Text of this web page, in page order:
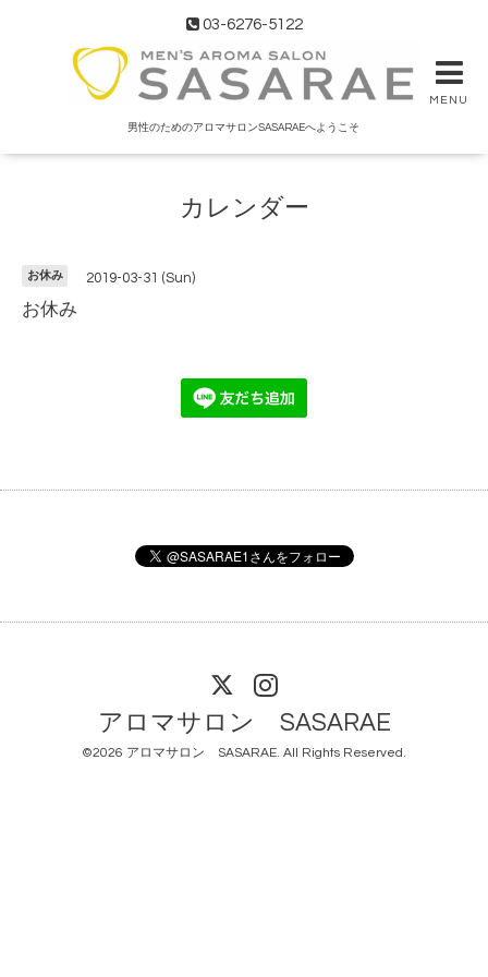
03-6276-5122
MENU
男性のためのアロマサロンSASARAEへようこそ
カレンダー
お休み 2019-03-31 (Sun)
お休み
アロマサロン SASARAE
©2026 アロマサロン SASARAE. All Rights Reserved.